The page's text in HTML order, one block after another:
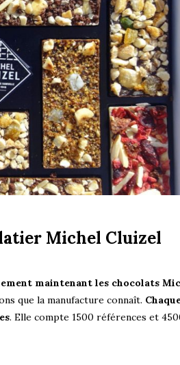
Michel Cluizel
maintenant les chocolats
que la manufacture connaît.
. Elle compte 1500 références et